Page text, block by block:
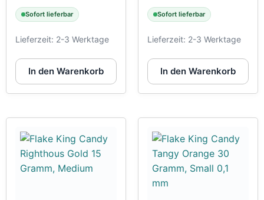
Sofort lieferbar
Lieferzeit: 2-3 Werktage
In den Warenkorb
Sofort lieferbar
Lieferzeit: 2-3 Werktage
In den Warenkorb